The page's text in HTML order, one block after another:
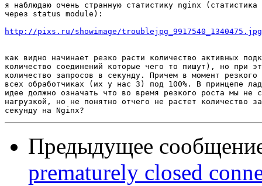
я наблюдаю очень странную статистику nginx (статистика
через status module):
http://pixs.ru/showimage/troublejpg_9917540_1340475.jpg
как видно начинает резко расти количество активных
количество соединений которые чего то пишут), но при
количество запросов в секунду. Причем в момент резкого
всех обработчиках (их у нас 3) под 100%. В принцепе
идее должно означать что во время резкого роста мы не
нагрузкой, но не понятно отчего не растет количество
Предыдущее
prematurely closed